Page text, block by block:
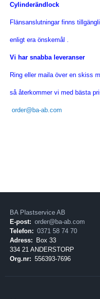
Cylinderändlock
Flänsanslutningar finns
enligt era önskemål .
Vi har snabba leveranser
Ring eller maila över en skiss
så återkommer vi med bästa
order@ba-ab.com
BA Plastservice AB
E-post: order@ba-ab.com
Telefon: 0371 58 74 70
Adress:
Box 33
334 21 ANDERSTORP
Org.nr: 556393-7696